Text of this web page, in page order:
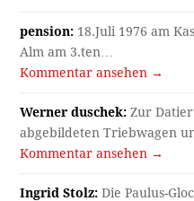
pension: 18.Juli 1976 am
Alm am 3.ten…
Kommentar ansehen →
Werner duschek: Zur
abgebildeten Triebwagen
Kommentar ansehen →
Ingrid Stolz: Die Paulus-